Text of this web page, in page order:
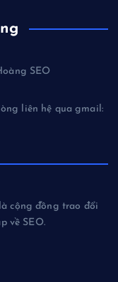
SEO
liên hệ qua gmail:
cộng đồng trao đổi
về SEO.